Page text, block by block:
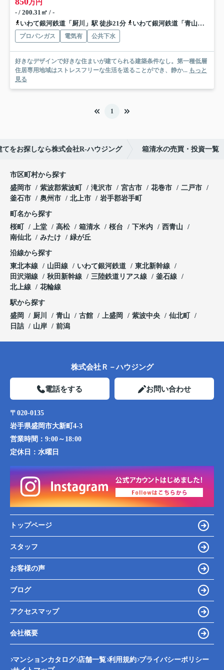
万円
- / 200.31㎡ / -
いわて銀河鉄道「厨川」駅 徒歩21分
いわて銀河鉄道「青山」駅 徒歩34分
プロパンガス 電気有 公共下水
好きなデザインで好きな住まいが建てられる建築条件なし。第一種低層
住居専用地域はストレスフリーな生活を送ることができ、静か... もっと
見る
1
てをお探しなら株式会社R-ハウジング 箱清水の売買・投資一覧
市区町村から探す
盛岡市
紫波郡紫波町 滝沢市 宮古市 花巻市
二戸市
釜石市
奥州市 北上市 岩手郡岩手町
町名から探す
桜町
上堂 高松 箱清水 桜台 下米内
西青山
南仙北
みたけ 緑が丘
沿線から探す
東北本線
山田線 いわて銀河鉄道
東北新幹線
田沢湖線
秋田新幹線 三陸鉄道リアス線
釜石線
北上線
花輪線
駅から探す
盛岡
厨川 青山 古館 上盛岡 紫波中央
仙北町
日詰
山岸 前潟
株式会社Ｒ－ハウジング
電話をする お問い合わせ
〒020-0135
岩手県盛岡市大新町4-3
営業時間： 9:00～18:00
定休日： 水曜日
トップページ
スタッフ
お客様の声
ブログ
アクセスマップ
会社概要
マンションカタログ 店舗一覧 利用規約 プライバシーポリシー